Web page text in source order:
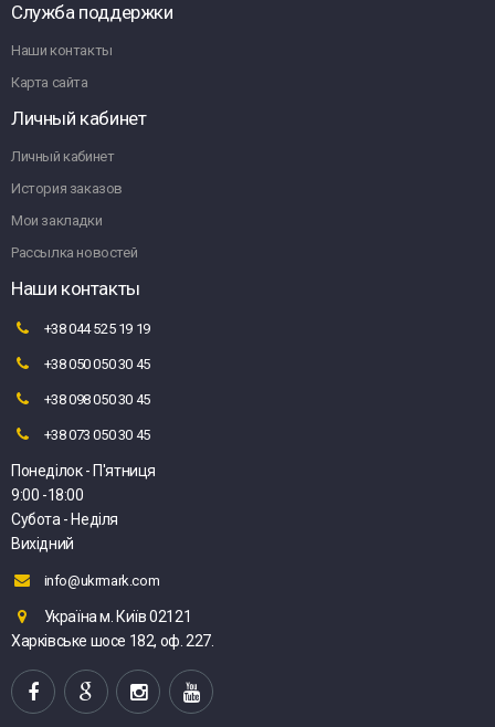
Служба поддержки
Наши контакты
Карта сайта
Личный кабинет
Личный кабинет
История заказов
Мои закладки
Рассылка новостей
Наши контакты
+38 044 525 19 19
+38 050 050 30 45
+38 098 050 30 45
+38 073 050 30 45
Понеділок - П'ятниця
9:00 -18:00
Субота - Неділя
Вихідний
info@ukrmark.com
Україна м. Київ 02121
Харківське шосе 182, оф. 227.